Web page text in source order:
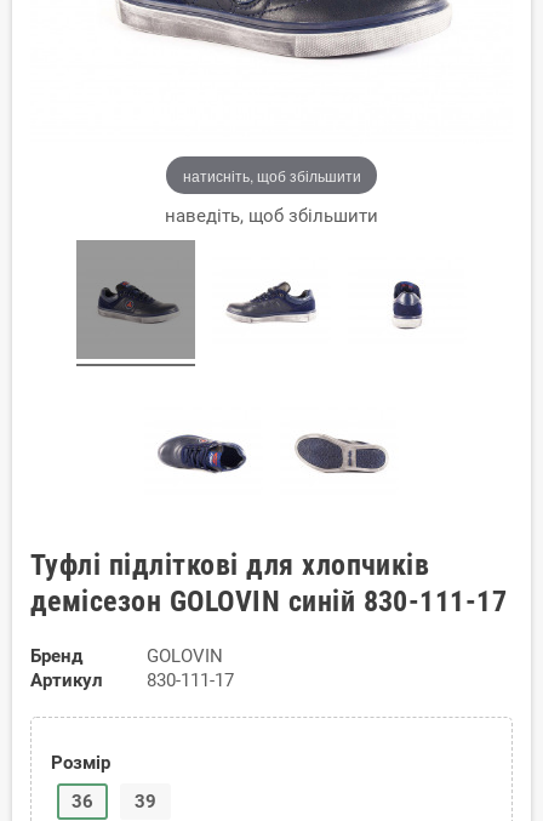
натисніть, щоб збільшити
наведіть, щоб збільшити
Туфлі підліткові для хлопчиків
демісезон GOLOVIN синій 830-111-17
Бренд
GOLOVIN
Артикул
830-111-17
Розмір
36
39